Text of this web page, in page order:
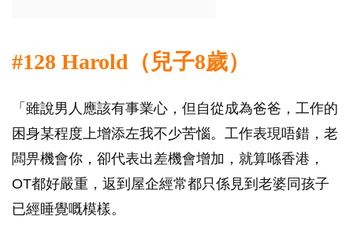
#128 Harold（兒子8歲）
「雖說男人應該有事業心，但自從成為爸爸，工作的
困身某程度上增添左我不少苦惱。工作表現唔錯，老
闆畀機會你，卻代表出差機會增加，就算喺香港，
OT都好嚴重，返到屋企經常都只係見到老婆同孩子
已經睡覺嘅模樣。